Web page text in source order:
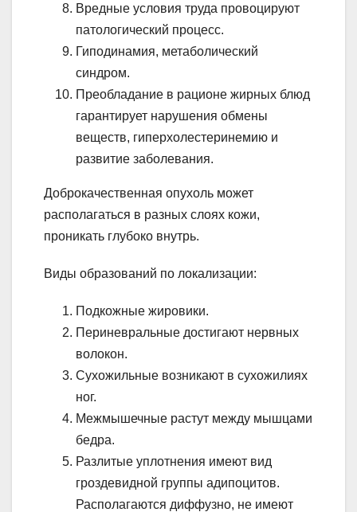
Вредные условия труда провоцируют
патологический процесс.
Гиподинамия, метаболический
синдром.
Преобладание в рационе жирных блюд
гарантирует нарушения обмены
веществ, гиперхолестеринемию и
развитие заболевания.
Доброкачественная опухоль может
располагаться в разных слоях кожи,
проникать глубоко внутрь.
Виды образований по локализации:
Подкожные жировики.
Периневральные достигают нервных
волокон.
Сухожильные возникают в сухожилиях
ног.
Межмышечные растут между мышцами
бедра.
Разлитые уплотнения имеют вид
гроздевидной группы адипоцитов.
Располагаются диффузно, не имеют